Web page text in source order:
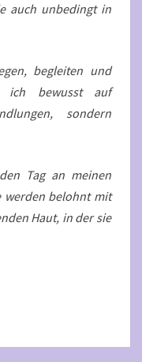
auch unbedingt in
begleiten und
ich bewusst auf
sondern
Tag an meinen
werden belohnt mit
Haut, in der sie